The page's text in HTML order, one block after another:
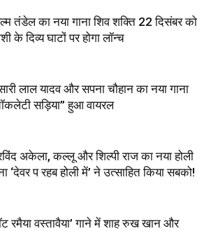
तंडेल का नया गाना शिव शक्ति 22 दिसंबर को
के दिव्य घाटों पर होगा लॉन्च
लाल यादव और सपना चौहान का नया गाना
सड़िया” हुआ वायरल
अकेला, कल्लू और शिल्पी राज का नया होली
‘देवर प रहब होली में’ ने उत्साहित किया सबको!
रमैया वस्तावैया’ गाने में शाह रुख खान और